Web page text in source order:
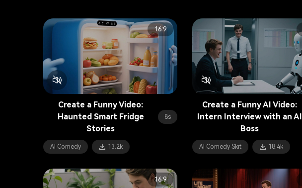
16:9
Create a Funny Video:
Haunted Smart Fridge
Stories
8s
AI Comedy 13.2k
Create a Funny AI Video:
Intern Interview with an AI
Boss
AI Comedy Skit 18.4k
16:9